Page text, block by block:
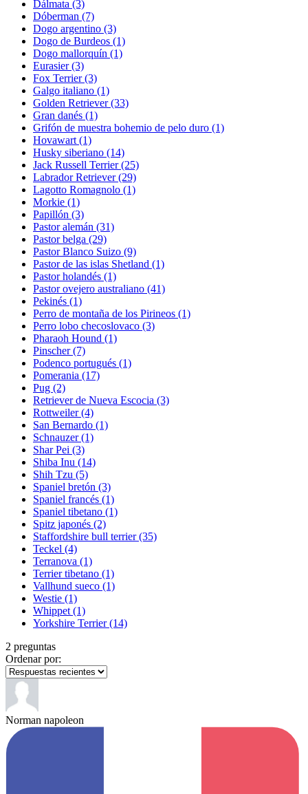
Dálmata (3)
Dóberman (7)
Dogo argentino (3)
Dogo de Burdeos (1)
Dogo mallorquín (1)
Eurasier(3)
Fox Terrier(3)
Galgo italiano (1)
Golden Retriever(33)
Gran danés (1)
Grifón de muestra bohemio de pelo duro (1)
Hovawart (1)
Husky siberiano (14)
Jack Russell Terrier(25)
Labrador Retriever(29)
Lagotto Romagnolo (1)
Morkie (1)
Papillón (3)
Pastor alemán (31)
Pastor belga (29)
Pastor Blanco Suizo (9)
Pastor de las islas Shetland (1)
Pastor holandés (1)
Pastor ovejero australiano (41)
Pekinés (1)
Perro de montaña de los Pirineos (1)
Perro lobo checoslovaco (3)
Pharaoh Hound (1)
Pinscher(7)
Podenco portugués (1)
Pomerania (17)
Pug (2)
Retriever de Nueva Escocia (3)
Rottweiler(4)
San Bernardo (1)
Schnauzer(1)
Shar Pei (3)
Shiba Inu (14)
Shih Tzu (5)
Spaniel bretón (3)
Spaniel francés (1)
Spaniel tibetano (1)
Spitz japonés (2)
Staffordshire bull terrier(35)
Teckel (4)
Terranova (1)
Terrier tibetano (1)
Vallhund sueco (1)
Westie (1)
Whippet (1)
Yorkshire Terrier(14)
2 preguntas
Ordenar por:
Norman napoleon